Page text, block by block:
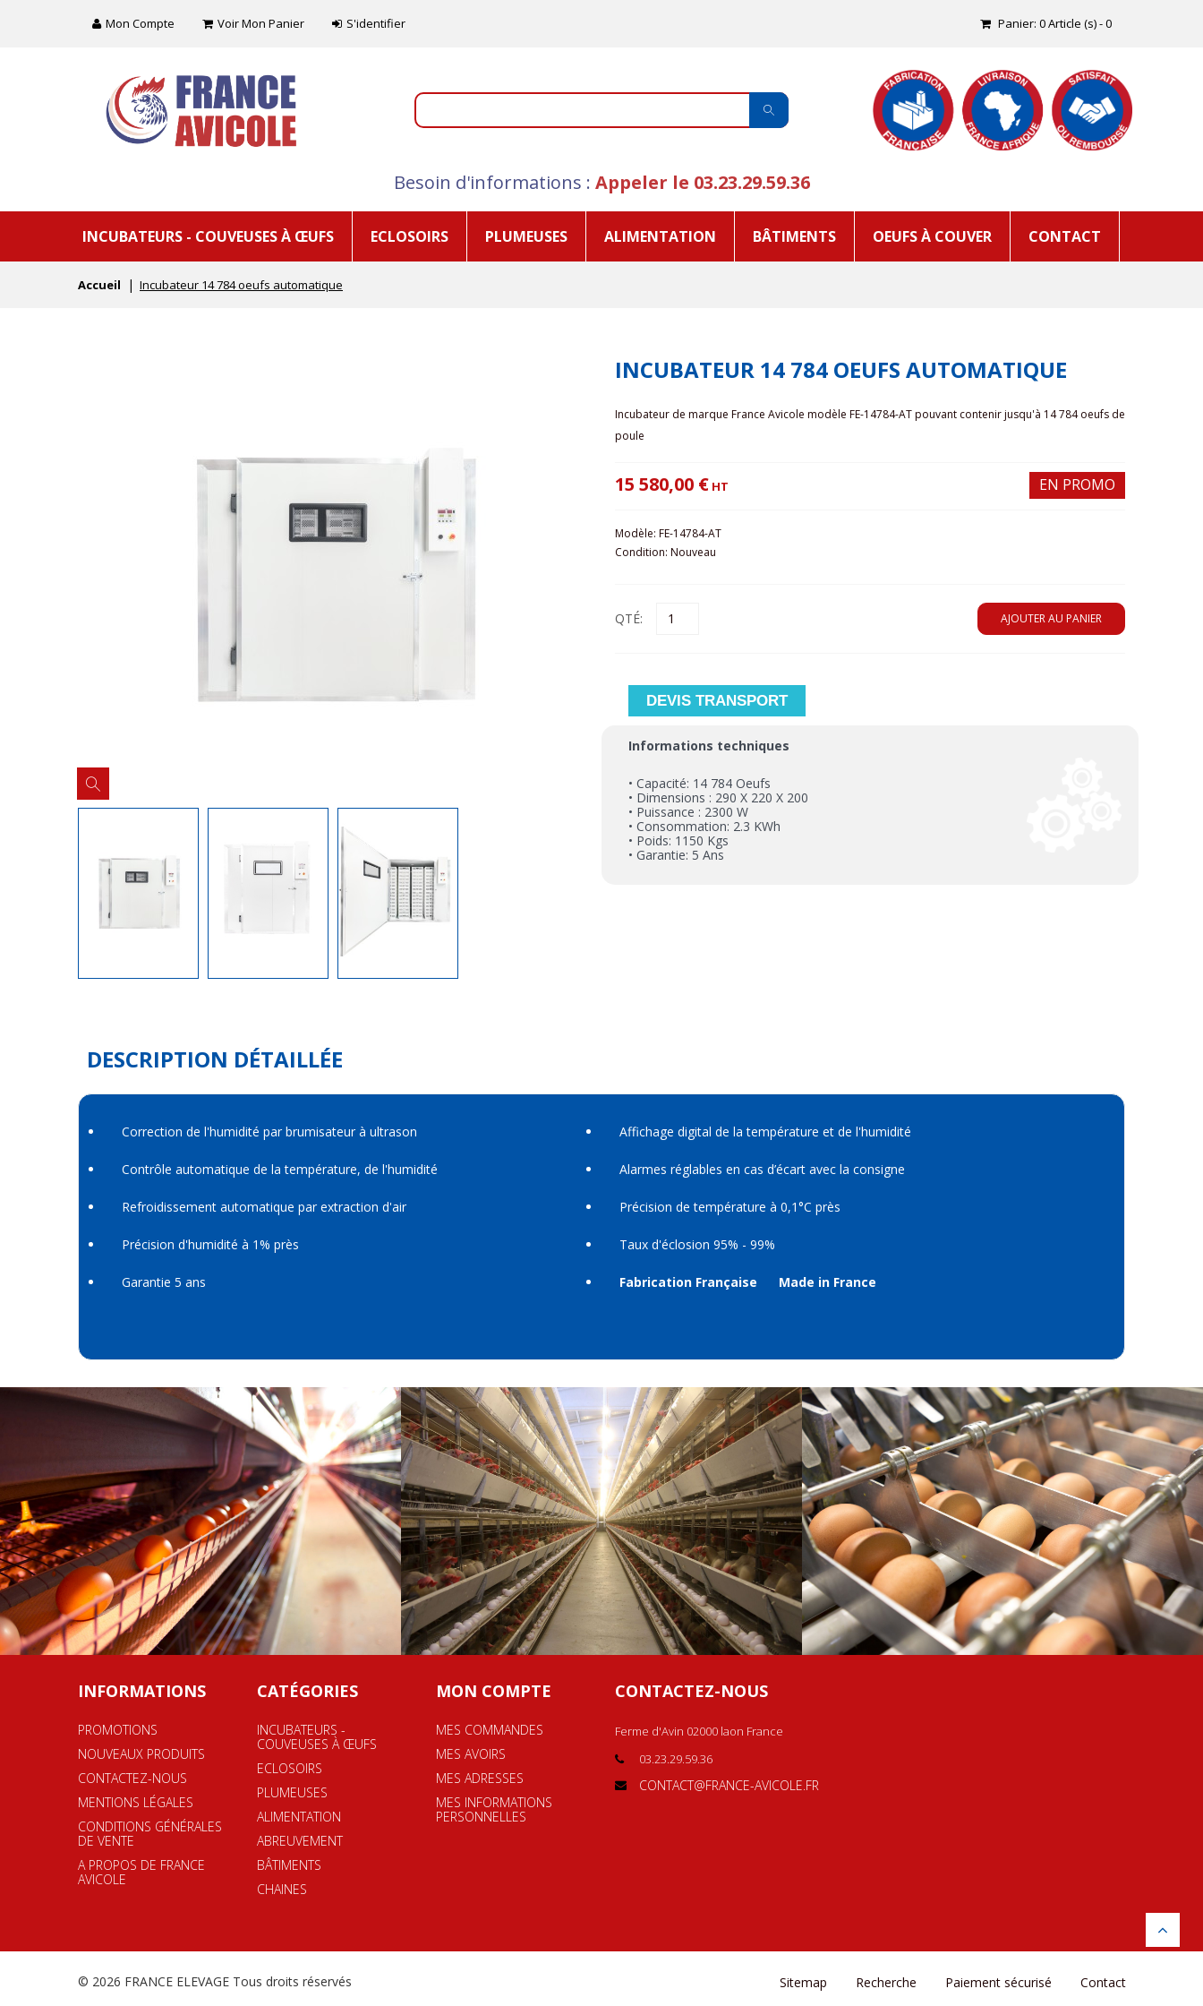
Mon Compte Voir Mon Panier S'identifier Panier: 0Article (s)-0
Besoin d'informations : Appeler le 03.23.29.59.36
INCUBATEURS - COUVEUSES À ŒUFS ECLOSOIRS PLUMEUSES ALIMENTATION BÂTIMENTS OEUFS À COUVER CONTACT
Accueil Incubateur 14 784 oeufs automatique
INCUBATEUR 14 784 OEUFS AUTOMATIQUE
Incubateur de marque France Avicole modèle FE-14784-AT pouvant contenir jusqu'à 14 784 oeufs de
poule
15 580,00 € HT EN PROMO
Modèle: FE-14784-AT
Condition: Nouveau
QTÉ: AJOUTER AU PANIER
DEVIS TRANSPORT
Informations techniques
• Capacité: 14 784 Oeufs
• Dimensions : 290 X 220 X 200
• Puissance : 2300 W
• Consommation: 2.3 KWh
• Poids: 1150 Kgs
• Garantie: 5 Ans
DESCRIPTION DÉTAILLÉE
Correction de l'humidité par brumisateur à ultrason Affichage digital de la température et de l'humidité
Contrôle automatique de la température, de l'humidité Alarmes réglables en cas d’écart avec la consigne
Refroidissement automatique par extraction d'air Précision de température à 0,1°C près
Précision d'humidité à 1% près Taux d'éclosion 95% - 99%
Garantie 5 ans Fabrication Française Made in France
INFORMATIONS
PROMOTIONS
NOUVEAUX PRODUITS
CONTACTEZ-NOUS
MENTIONS LÉGALES
CONDITIONS GÉNÉRALES
DE VENTE
A PROPOS DE FRANCE
AVICOLE
CATÉGORIES
INCUBATEURS -
COUVEUSES À ŒUFS
ECLOSOIRS
PLUMEUSES
ALIMENTATION
ABREUVEMENT
BÂTIMENTS
CHAINES
MON COMPTE
MES COMMANDES
MES AVOIRS
MES ADRESSES
MES INFORMATIONS
PERSONNELLES
CONTACTEZ-NOUS
Ferme d'Avin 02000 laon France
03.23.29.59.36
CONTACT@FRANCE-AVICOLE.FR
Sitemap Recherche Paiement sécurisé Contact
© 2026 FRANCE ELEVAGE Tous droits réservés